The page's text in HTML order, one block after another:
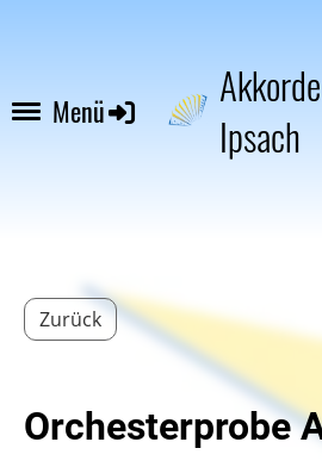
Menü
Ipsach
Zurück
Orchesterprobe